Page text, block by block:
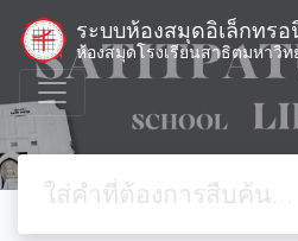
ระบบห้องสมุดอิเล็กทรอ
ห้องสมุดโรงเรียนสาธิตมหาวิ